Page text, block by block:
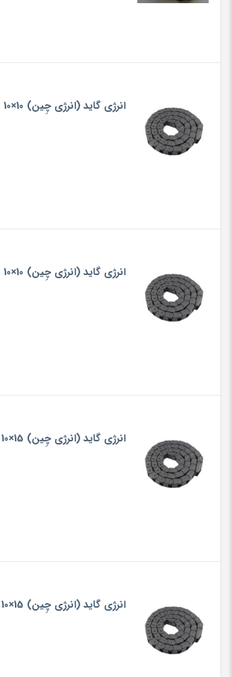
انرژی گاید (انرژی چِین) 10×10
انرژی گاید (انرژی چِین) 10×10
انرژی گاید (انرژی چِین) 15×10
انرژی گاید (انرژی چِین) 15×10